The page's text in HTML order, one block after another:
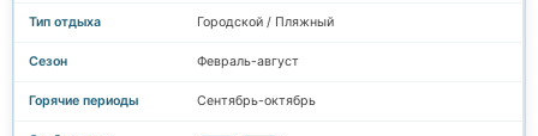
Городской / Пляжный
Февраль-август
Сентябрь-октябрь